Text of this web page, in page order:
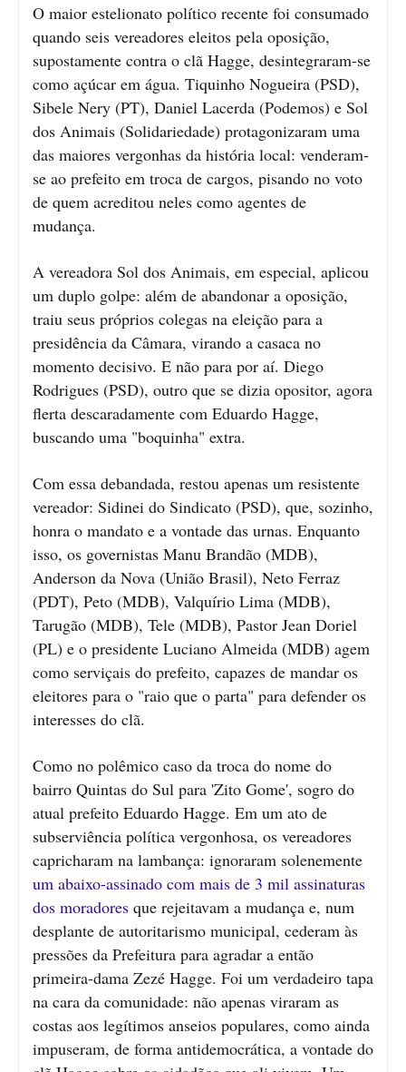
O maior estelionato político recente foi consumado
quando seis vereadores eleitos pela oposição,
supostamente contra o clã Hagge, desintegraram-se
como açúcar em água. Tiquinho Nogueira (PSD),
Sibele Nery (PT), Daniel Lacerda (Podemos) e Sol
dos Animais (Solidariedade) protagonizaram uma
das maiores vergonhas da história local: venderam-
se ao prefeito em troca de cargos, pisando no voto
de quem acreditou neles como agentes de
mudança.
A vereadora Sol dos Animais, em especial, aplicou
um duplo golpe: além de abandonar a oposição,
traiu seus próprios colegas na eleição para a
presidência da Câmara, virando a casaca no
momento decisivo. E não para por aí. Diego
Rodrigues (PSD), outro que se dizia opositor, agora
flerta descaradamente com Eduardo Hagge,
buscando uma "boquinha" extra.
Com essa debandada, restou apenas um resistente
vereador: Sidinei do Sindicato (PSD), que, sozinho,
honra o mandato e a vontade das urnas. Enquanto
isso, os governistas Manu Brandão (MDB),
Anderson da Nova (União Brasil), Neto Ferraz
(PDT), Peto (MDB), Valquírio Lima (MDB),
Tarugão (MDB), Tele (MDB), Pastor Jean Doriel
(PL) e o presidente Luciano Almeida (MDB) agem
como serviçais do prefeito, capazes de mandar os
eleitores para o "raio que o parta" para defender os
interesses do clã.
Como no polêmico caso da troca do nome do
bairro Quintas do Sul para 'Zito Gome', sogro do
atual prefeito Eduardo Hagge. Em um ato de
subserviência política vergonhosa, os vereadores
capricharam na lambança: ignoraram solenemente
um abaixo-assinado com mais de 3 mil assinaturas
dos moradores que rejeitavam a mudança e, num
desplante de autoritarismo municipal, cederam às
pressões da Prefeitura para agradar a então
primeira-dama Zezé Hagge. Foi um verdadeiro tapa
na cara da comunidade: não apenas viraram as
costas aos legítimos anseios populares, como ainda
impuseram, de forma antidemocrática, a vontade do